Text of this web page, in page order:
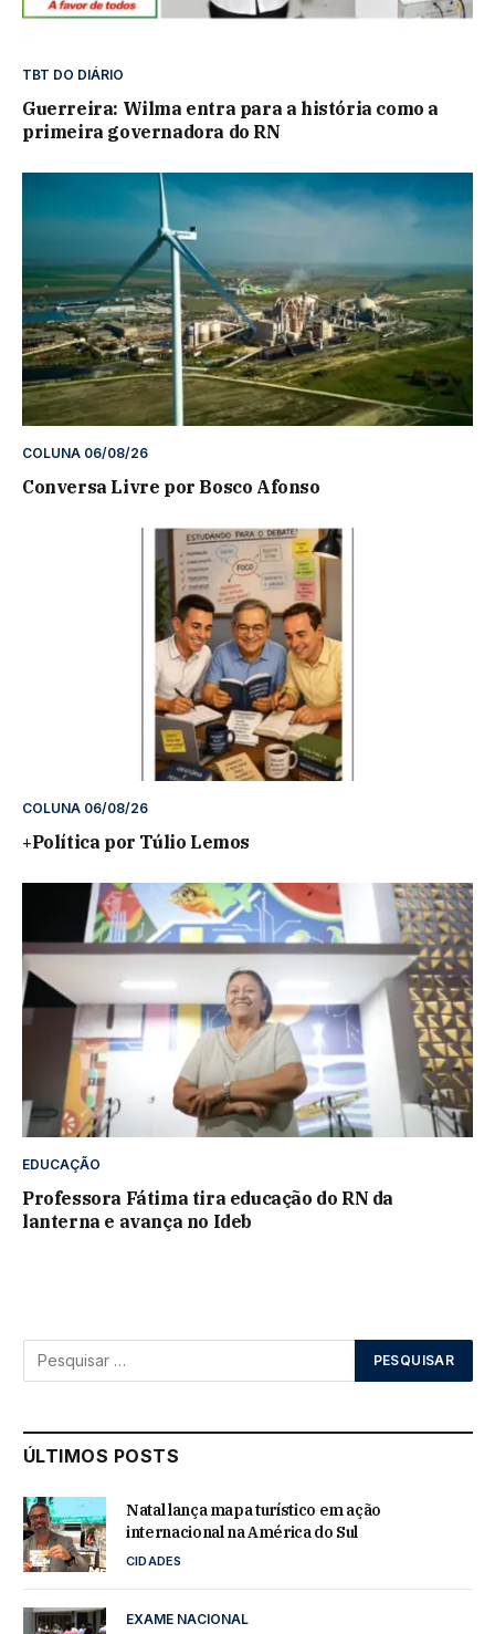
TBT DO DIÁRIO
Guerreira: Wilma entra para a história como a
primeira governadora do RN
COLUNA 06/08/26
Conversa Livre por Bosco Afonso
COLUNA 06/08/26
+Política por Túlio Lemos
EDUCAÇÃO
Professora Fátima tira educação do RN da
lanterna e avança no Ideb
ÚLTIMOS POSTS
Natal lança mapa turístico em ação
internacional na América do Sul
CIDADES
EXAME NACIONAL